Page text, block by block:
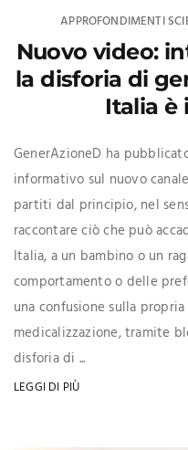
APPROFONDIMENTI
Nuovo video:
la disforia di
Italia è
GenerAzioneD ha
informativo sul nuovo
partiti dal principio, nel
raccontare ciò che può
Italia, a un bambino o un
comportamento o delle
una confusione sulla
medicalizzazione, tramite
disforia di ...
LEGGI DI PIÙ